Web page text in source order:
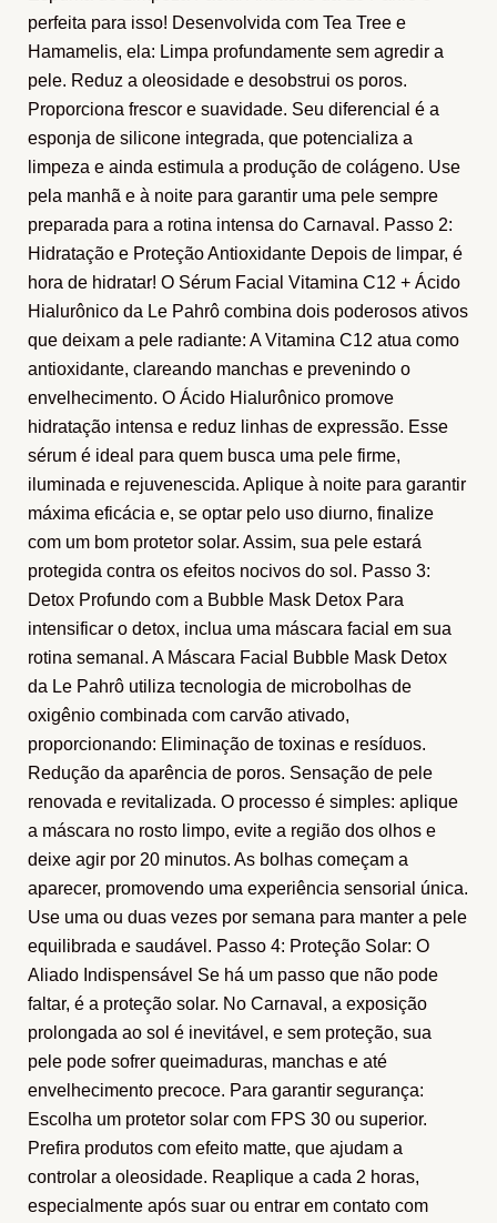
perfeita para isso! Desenvolvida com Tea Tree e
Hamamelis, ela: Limpa profundamente sem agredir a
pele. Reduz a oleosidade e desobstrui os poros.
Proporciona frescor e suavidade. Seu diferencial é a
esponja de silicone integrada, que potencializa a
limpeza e ainda estimula a produção de colágeno. Use
pela manhã e à noite para garantir uma pele sempre
preparada para a rotina intensa do Carnaval. Passo 2:
Hidratação e Proteção Antioxidante Depois de limpar, é
hora de hidratar! O Sérum Facial Vitamina C12 + Ácido
Hialurônico da Le Pahrô combina dois poderosos ativos
que deixam a pele radiante: A Vitamina C12 atua como
antioxidante, clareando manchas e prevenindo o
envelhecimento. O Ácido Hialurônico promove
hidratação intensa e reduz linhas de expressão. Esse
sérum é ideal para quem busca uma pele firme,
iluminada e rejuvenescida. Aplique à noite para garantir
máxima eficácia e, se optar pelo uso diurno, finalize
com um bom protetor solar. Assim, sua pele estará
protegida contra os efeitos nocivos do sol. Passo 3:
Detox Profundo com a Bubble Mask Detox Para
intensificar o detox, inclua uma máscara facial em sua
rotina semanal. A Máscara Facial Bubble Mask Detox
da Le Pahrô utiliza tecnologia de microbolhas de
oxigênio combinada com carvão ativado,
proporcionando: Eliminação de toxinas e resíduos.
Redução da aparência de poros. Sensação de pele
renovada e revitalizada. O processo é simples: aplique
a máscara no rosto limpo, evite a região dos olhos e
deixe agir por 20 minutos. As bolhas começam a
aparecer, promovendo uma experiência sensorial única.
Use uma ou duas vezes por semana para manter a pele
equilibrada e saudável. Passo 4: Proteção Solar: O
Aliado Indispensável Se há um passo que não pode
faltar, é a proteção solar. No Carnaval, a exposição
prolongada ao sol é inevitável, e sem proteção, sua
pele pode sofrer queimaduras, manchas e até
envelhecimento precoce. Para garantir segurança:
Escolha um protetor solar com FPS 30 ou superior.
Prefira produtos com efeito matte, que ajudam a
controlar a oleosidade. Reaplique a cada 2 horas,
especialmente após suar ou entrar em contato com